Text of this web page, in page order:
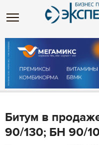
Битум в
90/130; БН 90/